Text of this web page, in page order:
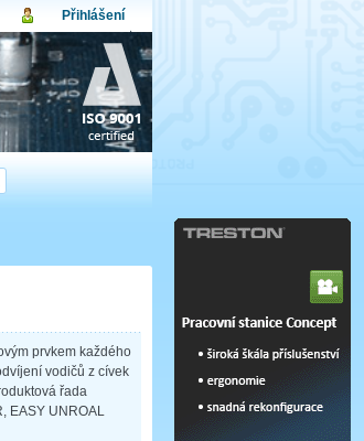
prvkem každého
vodičů z cívek
řada
EASY UNROAL
prázdný.
Obsah košíku
Přihlášení
Přihlásit